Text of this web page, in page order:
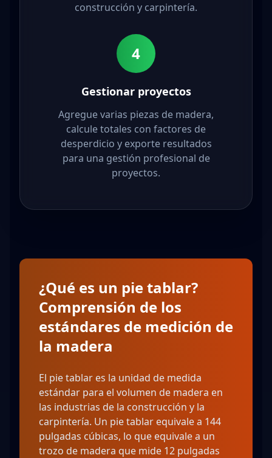
construcción y carpintería.
4
Gestionar proyectos
Agregue varias piezas de madera,
calcule totales con factores de
desperdicio y exporte resultados
para una gestión profesional de
proyectos.
¿Qué es un pie tablar?
Comprensión de los
estándares de medición de
la madera
El pie tablar es la unidad de medida
estándar para el volumen de madera en
las industrias de la construcción y la
carpintería. Un pie tablar equivale a 144
pulgadas cúbicas, lo que equivale a un
trozo de madera que mide 12 pulgadas